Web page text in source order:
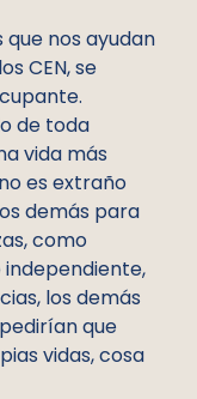
nos ayudan
CEN, se
de toda
vida más
es extraño
demás para
como
los demás
que
vidas, cosa